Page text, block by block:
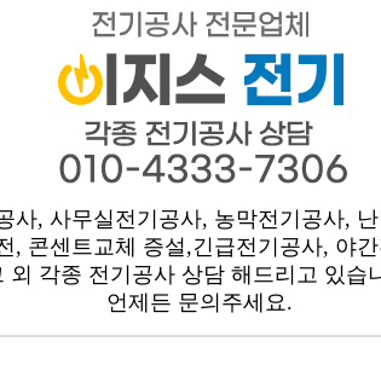
사, 사무실전기공사, 농막전기공사,
, 콘센트교체 증설,긴급전기공사, 야
외 각종 전기공사 상담 해드리고 있습
언제든 문의주세요.